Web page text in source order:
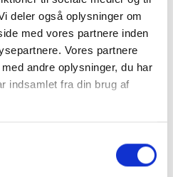
deler også oplysninger om
med vores partnere inden
Vores partnere
andre oplysninger, du har
indsamlet fra din brug af
til at skabe en
relation til beboere,
være præget af
selv at vælge hvilke
Du kan blive tvunget til